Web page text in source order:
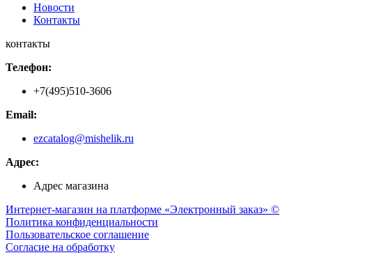
Новости
Контакты
контакты
Телефон:
+7(495)510-3606
Email:
ezcatalog@mishelik.ru
Адрес:
Адрес магазина
Интернет-магазин на платформе «Электронный заказ» ©
Политика конфиденциальности
Пользовательское соглашение
Согласие на обработку